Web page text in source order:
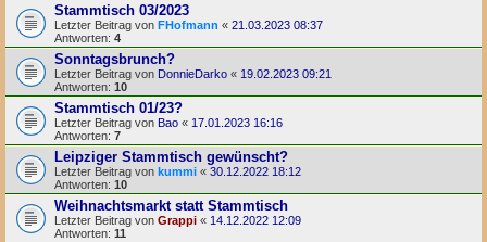
Stammtisch 03/2023
Letzter Beitrag von FHofmann « 21.03.2023 08:37
Antworten: 4
Sonntagsbrunch?
Letzter Beitrag von DonnieDarko « 19.02.2023 09:21
Antworten: 10
Stammtisch 01/23?
Letzter Beitrag von Bao « 17.01.2023 16:16
Antworten: 7
Leipziger Stammtisch gewünscht?
Letzter Beitrag von kummi « 30.12.2022 18:12
Antworten: 10
Weihnachtsmarkt statt Stammtisch
Letzter Beitrag von Grappi « 14.12.2022 12:09
Antworten: 11